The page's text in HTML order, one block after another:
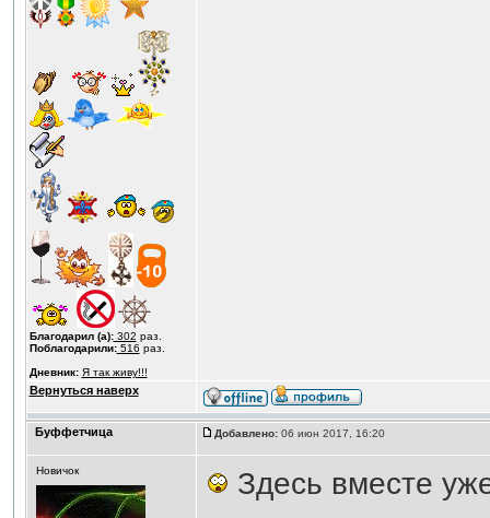
Благодарил (а):302 раз.
Поблагодарили:516 раз.
Дневник: Я так живу!!!
Вернуться наверх
Буффетчица Добавлено:06 июн 2017, 16:20
Новичок Здесь вместе